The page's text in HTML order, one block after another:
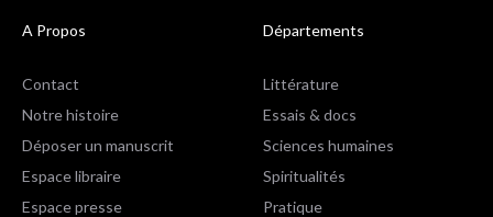
A Propos
Contact
Notre histoire
Déposer un manuscrit
Espace libraire
Espace presse
Départements
Littérature
Essais & docs
Sciences humaines
Spiritualités
Pratique